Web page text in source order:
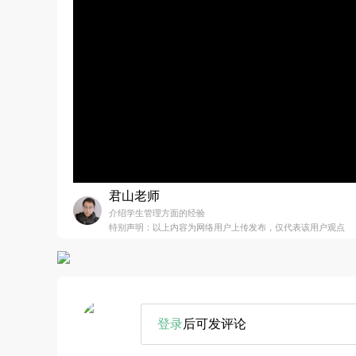
君山老师
介绍学生管理方面的经验
特别声明：以上内容为网络用户上传发布，仅代表该用户观点
登录后可发评论